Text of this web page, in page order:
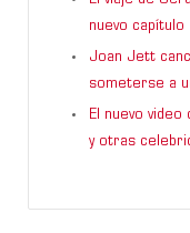
nuevo capítulo
Joan Jett
someterse a
El nuevo
y otras